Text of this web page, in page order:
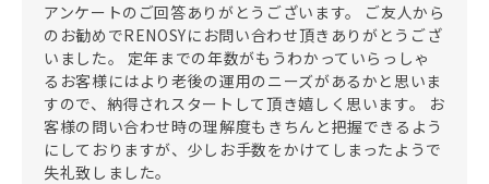
アンケートのご回答ありがとうございます。 ご友人から
のお勧めでRENOSYにお問い合わせ頂きありがとうござ
いました。 定年までの年数がもうわかっていらっしゃ
るお客様にはより老後の運用のニーズがあるかと思いま
すので、納得されスタートして頂き嬉しく思います。 お
客様の問い合わせ時の理解度もきちんと把握できるよう
にしておりますが、少しお手数をかけてしまったようで
失礼致しました。